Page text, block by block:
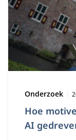
Hoe
AI
Type:
Onderzoek